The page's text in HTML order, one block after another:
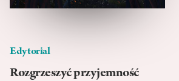
Edytorial
Rozgrzeszyć przyjemność